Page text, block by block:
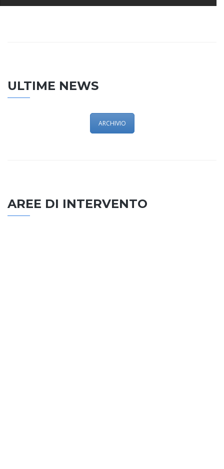
ULTIME NEWS
ARCHIVIO
AREE DI INTERVENTO